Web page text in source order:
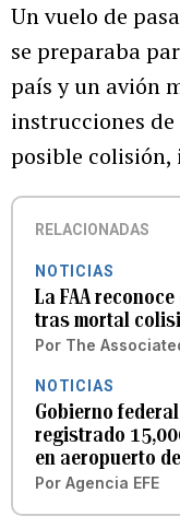
Un vuelo de
se preparaba
país y un avión
instrucciones
posible
RELACIONADAS
NOTICIAS
La FAA
tras mortal
Por The
NOTICIAS
Gobierno
registrado
en aeropuerto
Por Agencia EFE